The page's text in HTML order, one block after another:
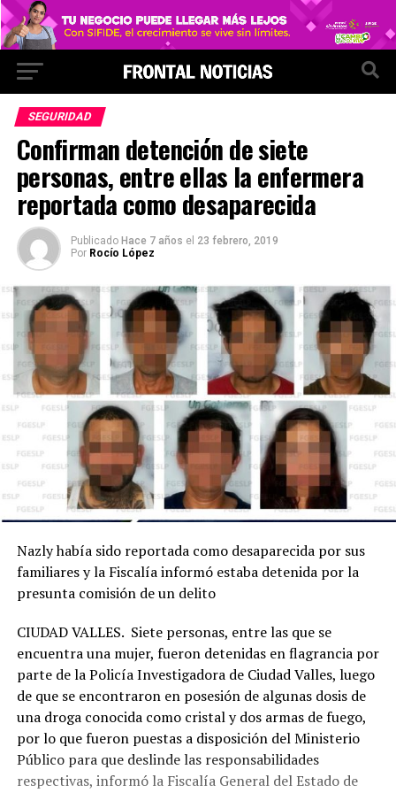
SEGURIDAD
Confirman detención de siete
personas, entre ellas la enfermera
reportada como desaparecida
Publicado Hace 7 años el 23 febrero, 2019
Por Rocío López
Nazly había sido reportada como desaparecida por sus
familiares y la Fiscalía informó estaba detenida por la
presunta comisión de un delito
CIUDAD VALLES. Siete personas, entre las que se
encuentra una mujer, fueron detenidas en flagrancia por
parte de la Policía Investigadora de Ciudad Valles, luego
de que se encontraron en posesión de algunas dosis de
una droga conocida como cristal y dos armas de fuego,
por lo que fueron puestas a disposición del Ministerio
Público para que deslinde las responsabilidades
respectivas, informó la Fiscalía General del Estado de